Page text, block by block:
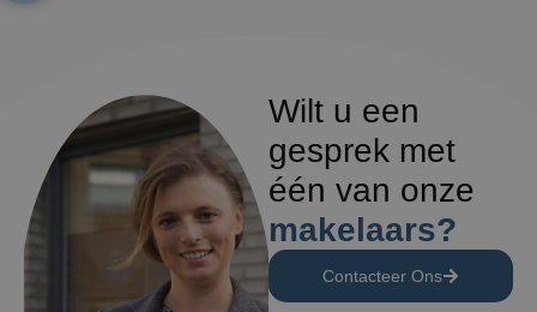
Wilt u een
gesprek met
één van onze
makelaars?
Contacteer Ons